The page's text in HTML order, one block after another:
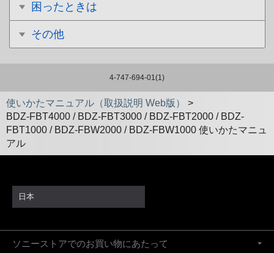
困ったときは
その他
4-747-694-01(1)
使いかたマニュアル（取扱説明 Web版）
>
BDZ-FBT4000 / BDZ-FBT3000 / BDZ-FBT2000 / BDZ-
FBT1000 / BDZ-FBW2000 / BDZ-FBW1000 使いかたマニュ
アル
日本
ソニーストアでのお買い物にあたって